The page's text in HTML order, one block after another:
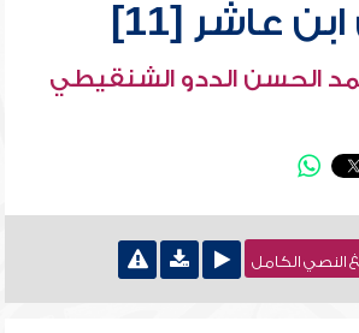
عاشر [11]
الحسن الددو الشنقيطي
النصي الكامل